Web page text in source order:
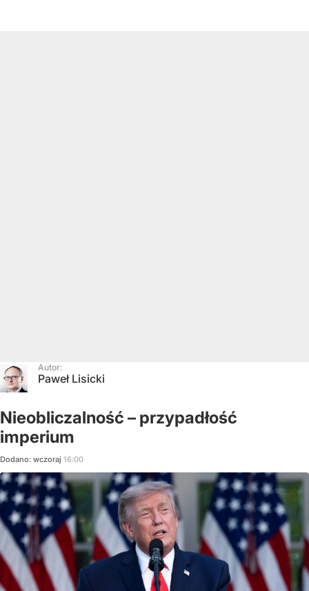
Autor:
Paweł Lisicki
Nieobliczalność – przypadłość
imperium
Dodano: wczoraj 16:00